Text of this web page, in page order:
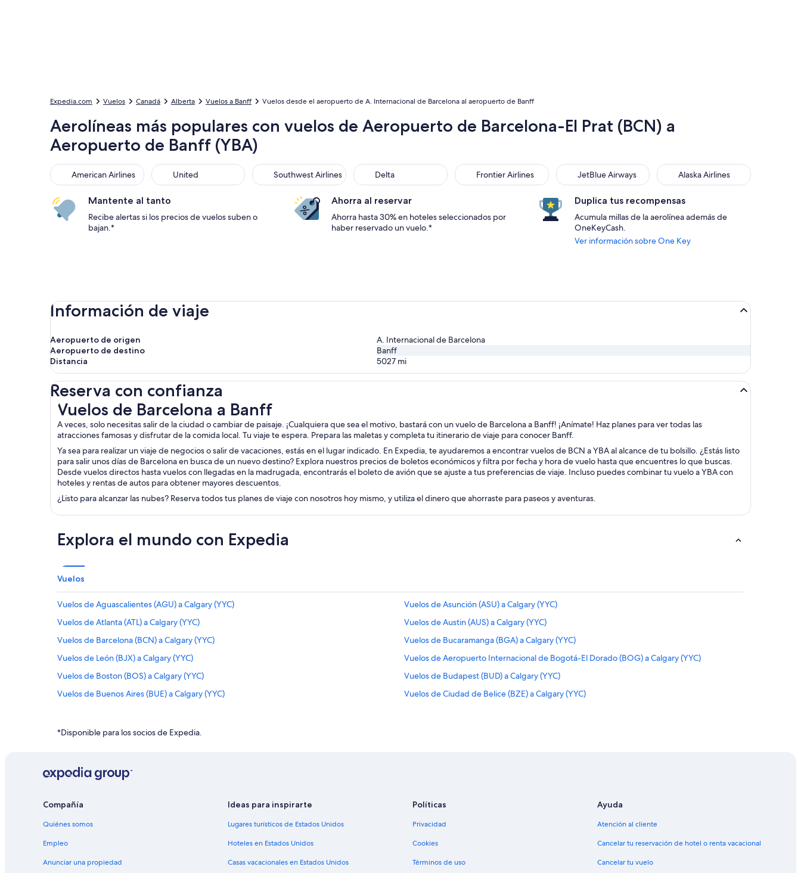
Expedia.com Vuelos Canadá Alberta Vuelos a Banff Vuelos desde el aeropuerto de A. Internacional de Barcelona al aeropuerto de Banff
Aerolíneas más populares con vuelos de Aeropuerto de Barcelona-El Prat (BCN) a
Aeropuerto de Banff (YBA)
American Airlines
American Airlines United
United Southwest Airlines
Southwest Airlines Delta
Delta Frontier Airlines
Frontier Airlines JetBlue Airways
JetBlue Airways Alaska Airlines
Alaska Airlines
Mantente al tanto
Recibe alertas si los precios de vuelos suben o
bajan.*
Ahorra al reservar
Ahorra hasta 30% en hoteles seleccionados por
haber reservado un vuelo.*
Duplica tus recompensas
Acumula millas de la aerolínea además de
OneKeyCash.
Ver información sobre One Key
Información de viaje
Aeropuerto de origen
A. Internacional de Barcelona
Aeropuerto de destino
Banff
Distancia
5027 mi
Reserva con confianza
Vuelos de Barcelona a Banff
A veces, solo necesitas salir de la ciudad o cambiar de paisaje. ¡Cualquiera que sea el motivo, bastará con un vuelo de Barcelona a Banff! ¡Anímate! Haz planes para ver todas las
atracciones famosas y disfrutar de la comida local. Tu viaje te espera. Prepara las maletas y completa tu itinerario de viaje para conocer Banff.
Ya sea para realizar un viaje de negocios o salir de vacaciones, estás en el lugar indicado. En Expedia, te ayudaremos a encontrar vuelos de BCN a YBA al alcance de tu bolsillo. ¿Estás listo
para salir unos días de Barcelona en busca de un nuevo destino? Explora nuestros precios de boletos económicos y filtra por fecha y hora de vuelo hasta que encuentres lo que buscas.
Desde vuelos directos hasta vuelos con llegadas en la madrugada, encontrarás el boleto de avión que se ajuste a tus preferencias de viaje. Incluso puedes combinar tu vuelo a YBA con
hoteles y rentas de autos para obtener mayores descuentos.
¿Listo para alcanzar las nubes? Reserva todos tus planes de viaje con nosotros hoy mismo, y utiliza el dinero que ahorraste para paseos y aventuras.
Vuelos de Barcelona a Banff
Explora el mundo con Expedia
Vuelos
Vuelos de Aguascalientes (AGU) a Calgary (YYC)
Vuelos de Asunción (ASU) a Calgary (YYC)
Vuelos de Atlanta (ATL) a Calgary (YYC)
Vuelos de Austin (AUS) a Calgary (YYC)
Vuelos de Barcelona (BCN) a Calgary (YYC)
Vuelos de Bucaramanga (BGA) a Calgary (YYC)
Vuelos de León (BJX) a Calgary (YYC)
Vuelos de Aeropuerto Internacional de Bogotá-El Dorado (BOG) a Calgary (YYC)
Vuelos de Boston (BOS) a Calgary (YYC)
Vuelos de Budapest (BUD) a Calgary (YYC)
Vuelos de Buenos Aires (BUE) a Calgary (YYC)
Vuelos de Ciudad de Belice (BZE) a Calgary (YYC)
Vuelos de Cúcuta (CUC) a Calgary (YYC)
Vuelos de El Paso (ELP) a Calgary (YYC)
Vuelos de Buenos Aires (EZE) a Calgary (YYC)
Vuelos de Fort Lauderdale (FLL) a Calgary (YYC)
Vuelos de Guadalajara (GDL) a Calgary (YYC)
*Disponible para los socios de Expedia.
Compañía
Quiénes somos
Empleo
Anunciar una propiedad
Ideas para inspirarte
Lugares turísticos de Estados Unidos
Hoteles en Estados Unidos
Casas vacacionales en Estados Unidos
Políticas
Privacidad
Cookies
Términos de uso
Ayuda
Atención al cliente
Cancelar tu reservación de hotel o renta vacacional
Cancelar tu vuelo